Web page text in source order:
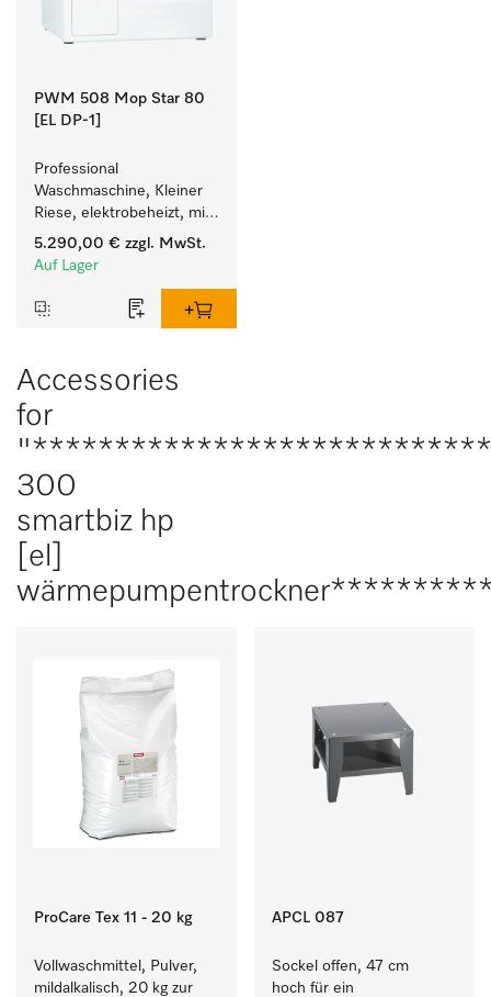
PWM 508 Mop Star 80
[EL DP-1]
Professional
Waschmaschine, Kleiner
Riese, elektrobeheizt, mit
Ablaufpumpe speziell für
die Anforderungen im
Füllgewicht 8 kg.
5.290,00 € zzgl. MwSt.
Auf Lager
Accessories
for
300
smartbiz hp
[el]
ProCare Tex 11 - 20 kg
Vollwaschmittel, Pulver,
mildalkalisch, 20 kg zur
APCL 087
Sockel offen, 47 cm
hoch für ein